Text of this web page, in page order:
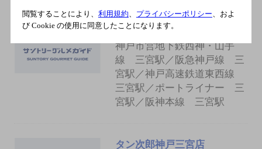
譚鴨血 神戸
[中華料理]
神戸市営地下鉄西神・山手
線 三宮駅／阪急神戸線 三
宮駅／神戸高速鉄道東西線
三宮駅／ポートライナー 三
宮駅／阪神本線 三宮駅
タン次郎神戸三宮店
閲覧することにより、 利用規約、 プライバシーポリシー、およ
び Cookie の使用に同意したことになります。